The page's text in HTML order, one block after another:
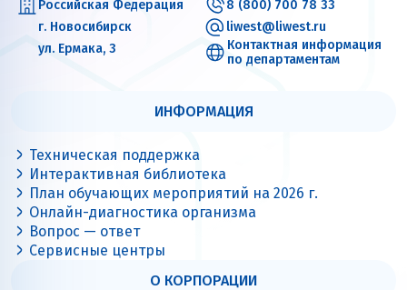
Российская Федерация
г. Новосибирск
ул. Ермака, 3
8 (800) 700 78 33
liwest@liwest.ru
Контактная информация
по департаментам
ИНФОРМАЦИЯ
Техническая поддержка
Интерактивная библиотека
План обучающих мероприятий на 2026 г.
Онлайн-диагностика организма
Вопрос — ответ
Сервисные центры
О КОРПОРАЦИИ